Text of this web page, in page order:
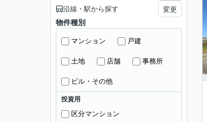
沿線・駅から探す 変更
物件種別
マンション 戸建
土地 店舗 事務所
ビル・その他
投資用
区分マンション